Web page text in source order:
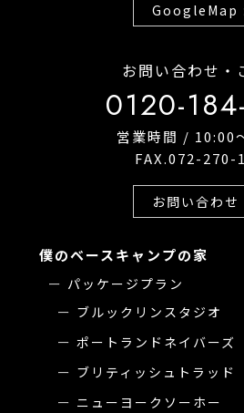
GoogleMap
お問い合わせ・
0120-
営業時間 / 10:00
FAX.072-270-
お問い合わせ
僕のベースキャンプの家
パッケージプラン
ブルックリンスタジオ
ポートランドネイバーズ
ブリティッシュトラッド
ニューヨークソーホー